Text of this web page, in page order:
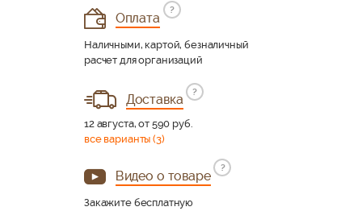
Оплата
?
Наличными, картой, безналичный
расчет для организаций
Доставка
?
12 августа, от 590 руб.
все варианты (3)
Видео о товаре
?
Закажите бесплатную